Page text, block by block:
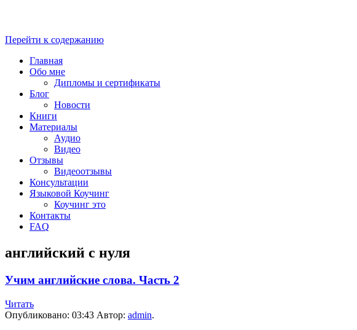
Перейти к содержанию
Главная
Обо мне
Дипломы и сертификаты
Блог
Новости
Книги
Материалы
Аудио
Видео
Отзывы
Видеоотзывы
Консультации
Языковой Коучинг
Коучинг это
Контакты
FAQ
английский с нуля
Учим английские слова. Часть 2
Читать
Опубликовано: 03:43 Автор: admin.